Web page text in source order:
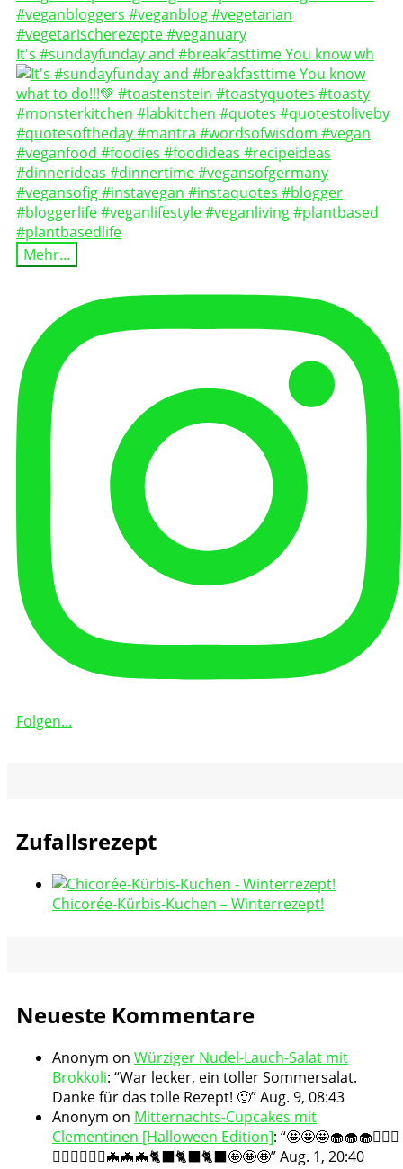
It's #sundayfunday and #breakfasttime You know wh
Mehr...
Folgen...
Zufallsrezept
Chicorée-Kürbis-Kuchen – Winterrezept!
Neueste Kommentare
Anonym on Würziger Nudel-Lauch-Salat mit
Brokkoli: “War lecker, ein toller Sommersalat.
Danke für das tolle Rezept! 🙂”Aug. 9, 08:43
Anonym on Mitternachts-Cupcakes mit
Clementinen [Halloween Edition]: “🤩🤩🤩🧁🧁🧁🧛🏻‍♀️
🧛🏻‍♀️🧛🏻‍♀️🦇🦇🦇🐈‍⬛🐈‍⬛🐈‍⬛🤩🤩🤩”Aug. 1, 20:40